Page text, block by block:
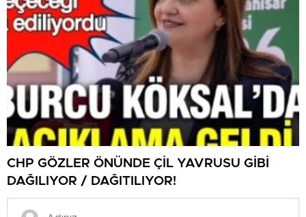
CHP GÖZLER ÖNÜNDE ÇİL YAVRUSU GİBİ
DAĞILIYOR / DAĞITILIYOR!